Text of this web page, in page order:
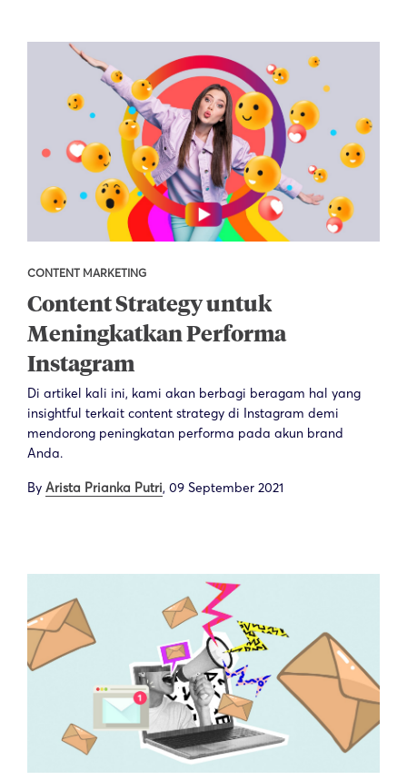
CONTENT MARKETING
Content Strategy untuk
Meningkatkan Performa
Instagram
Di artikel kali ini, kami akan berbagi beragam hal yang
insightful terkait content strategy di Instagram demi
mendorong peningkatan performa pada akun brand
Anda.
By Arista Prianka Putri, 09 September 2021